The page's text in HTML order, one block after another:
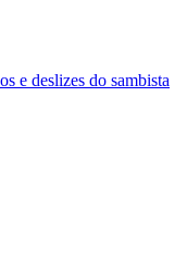
e deslizes do sambista